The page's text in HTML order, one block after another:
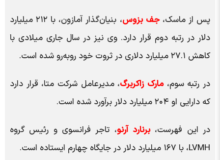
پس از ماسک،جف بزوس
، بنیان‌گذار آمازون، با ۲۱۲ میلیارد
دلار در رتبه دوم قرار دارد. وی نیز در سال جاری میلادی با
کاهش ۲۷.۱ میلیارد دلاری در ثروت خود روبه‌رو شده است.
در رتبه سوم،مارک زاکربرگ، مدیرعامل شرکت متا، قرار دارد
که دارایی او ۲۰۴ میلیارد دلار برآورد شده است.
در این فهرست،برنارد آرنو، تاجر فرانسوی و رئیس گروه
LVMH، با ۱۶۷ میلیارد دلار در جایگاه چهارم ایستاده است.